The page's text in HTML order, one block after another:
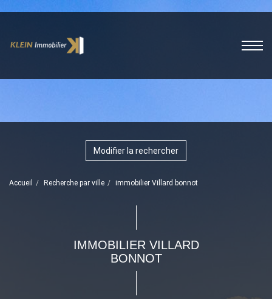
Modifier la rechercher
Accueil Recherche par ville immobilier Villard bonnot
IMMOBILIER VILLARD
BONNOT